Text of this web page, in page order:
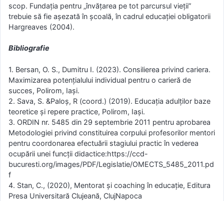
scop. Fundația pentru „învățarea pe tot parcursul vieții”
trebuie să fie așezată în școală, în cadrul educației obligatorii
Hargreaves (2004).
Bibliografie
1. Bersan, O. S., Dumitru I. (2023). Consilierea privind cariera.
Maximizarea potenţialului individual pentru o carieră de
succes, Polirom, Iași.
2. Sava, S. &Paloș, R (coord.) (2019). Educația adulților baze
teoretice și repere practice, Polirom, Iași.
3. ORDIN nr. 5485 din 29 septembrie 2011 pentru aprobarea
Metodologiei privind constituirea corpului profesorilor mentori
pentru coordonarea efectuării stagiului practic în vederea
ocupării unei funcţii didactice:https://ccd-
bucuresti.org/images/PDF/Legislatie/OMECTS_5485_2011.pd
f
4. Stan, C., (2020), Mentorat și coaching în educație, Editura
Presa Universitară Clujeană, ClujNapoca